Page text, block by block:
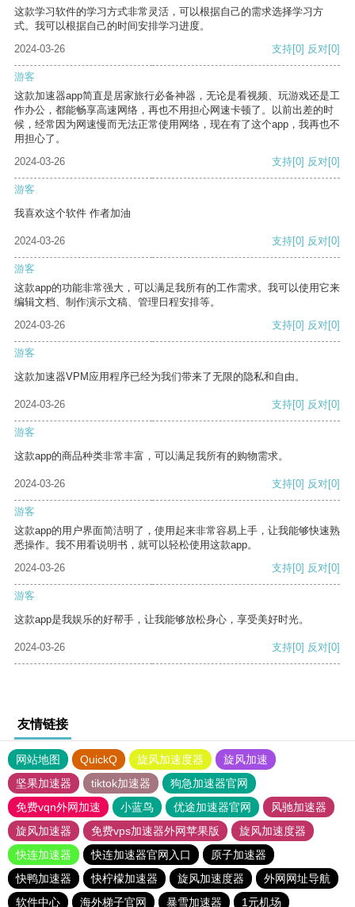
这款学习软件的学习方式非常灵活，可以根据自己的需求选择学习方
式。我可以根据自己的时间安排学习进度。
2024-03-26
支持[0] 反对[0]
游客
这款加速器app简直是居家旅行必备神器，无论是看视频、玩游戏还是工
作办公，都能畅享高速网络，再也不用担心网速卡顿了。以前出差的时
候，经常因为网速慢而无法正常使用网络，现在有了这个app，我再也不
用担心了。
2024-03-26
支持[0] 反对[0]
游客
我喜欢这个软件 作者加油
2024-03-26 支持[0] 反对[0]
游客
这款app的功能非常强大，可以满足我所有的工作需求。我可以使用它来
编辑文档、制作演示文稿、管理日程安排等。
2024-03-26
支持[0] 反对[0]
游客
这款加速器VPM应用程序已经为我们带来了无限的隐私和自由。
2024-03-26 支持[0] 反对[0]
游客
这款app的商品种类非常丰富，可以满足我所有的购物需求。
2024-03-26 支持[0] 反对[0]
游客
这款app的用户界面简洁明了，使用起来非常容易上手，让我能够快速熟
悉操作。我不用看说明书，就可以轻松使用这款app。
2024-03-26
支持[0] 反对[0]
游客
这款app是我娱乐的好帮手，让我能够放松身心，享受美好时光。
2024-03-26 支持[0] 反对[0]
友情链接
网站地图 QuickQ 旋风加速度器
旋风加速
坚果加速器
tiktok加速器
狗急加速器官网
免费vqn外网加速
小蓝鸟 优途加速器官网
风驰加速器
旋风加速器
免费vps加速器外网苹果版
旋风加速度器
快连加速器
快连加速器官网入口
原子加速器
快鸭加速器
快柠檬加速器 旋风加速度器
外网网址导航
软件中心
海外梯子官网 暴雪加速器 1元机场